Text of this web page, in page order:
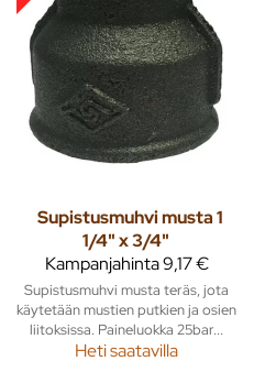
Supistusmuhvi musta 1
1/4" x 3/4"
Kampanjahinta9,17 €
Supistusmuhvi musta teräs, jota
käytetään mustien putkien ja osien
liitoksissa. Paineluokka 25bar...
Heti saatavilla